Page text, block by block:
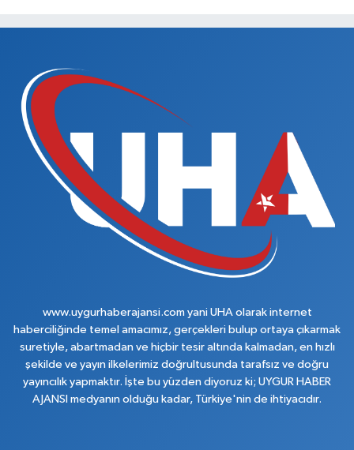
www.uygurhaberajansi.com yani UHA olarak internet
haberciliğinde temel amacımız, gerçekleri bulup ortaya çıkarmak
suretiyle, abartmadan ve hiçbir tesir altında kalmadan, en hızlı
şekilde ve yayın ilkelerimiz doğrultusunda tarafsız ve doğru
yayıncılık yapmaktır. İşte bu yüzden diyoruz ki; UYGUR HABER
AJANSI medyanın olduğu kadar, Türkiye'nin de ihtiyacıdır.